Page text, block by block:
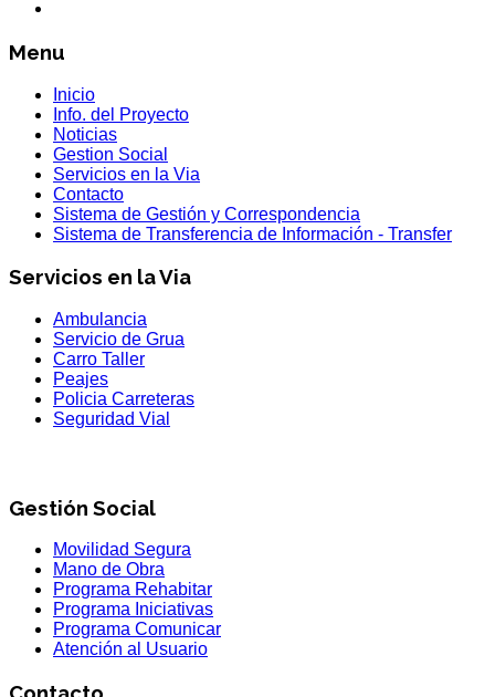
Menu
Inicio
Info. del Proyecto
Noticias
Gestion Social
Servicios en la Via
Contacto
Sistema de Gestión y Correspondencia
Sistema de Transferencia de Información - Transfer
Servicios en la Via
Ambulancia
Servicio de Grua
Carro Taller
Peajes
Policia Carreteras
Seguridad Vial
Gestión Social
Movilidad Segura
Mano de Obra
Programa Rehabitar
Programa Iniciativas
Programa Comunicar
Atención al Usuario